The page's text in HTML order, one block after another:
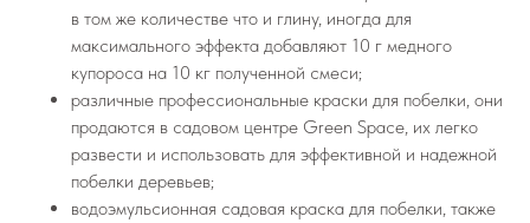
в том же количестве что и глину, иногда для
максимального эффекта добавляют 10 г медного
купороса на 10 кг полученной смеси;
различные профессиональные краски для побелки, они
продаются в садовом центре Green Space, их легко
развести и использовать для эффективной и надежной
побелки деревьев;
водоэмульсионная садовая краска для побелки, также